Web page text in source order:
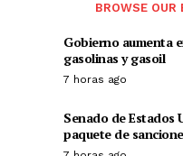
BROWSE OUR
Gobierno aumenta
gasolinas y gasoil
7 horas ago
Senado de Estados
paquete de